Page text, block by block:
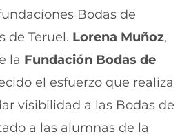
Bodas de
de Teruel. Lorena Muñoz,
la Fundación Bodas de
el esfuerzo que realiza
visibilidad a las Bodas de
a las alumnas de la